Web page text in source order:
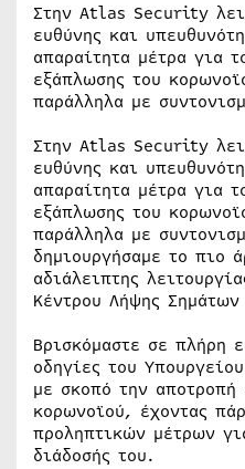
Στην Atlas Security
ευθύνης και
απαραίτητα μέτρα για
εξάπλωσης του
παράλληλα με
Στην Atlas Security
ευθύνης και
απαραίτητα μέτρα για
εξάπλωσης του
παράλληλα με
δημιουργήσαμε το πιο
αδιάλειπτης
Κέντρου Λήψης
Βρισκόμαστε σε πλήρη
οδηγίες του
με σκοπό την αποτροπή
κορωνοϊού, έχοντας
προληπτικών μέτρων
διάδοσής του.